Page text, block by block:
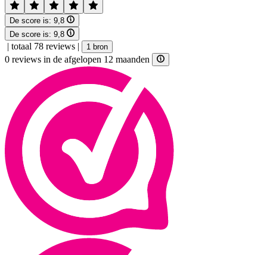
De score is: 9,8
De score is: 9,8
| totaal 78 reviews | 1 bron
0 reviews in de afgelopen 12 maanden